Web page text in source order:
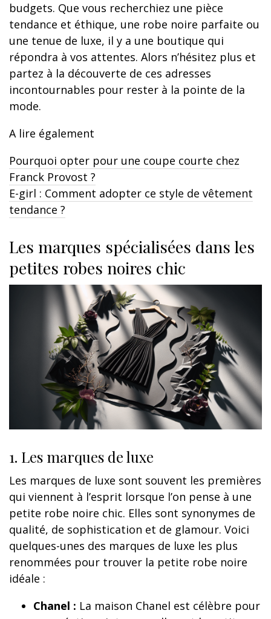
budgets. Que vous recherchiez une pièce
tendance et éthique, une robe noire parfaite ou
une tenue de luxe, il y a une boutique qui
répondra à vos attentes. Alors n’hésitez plus et
partez à la découverte de ces adresses
incontournables pour rester à la pointe de la
mode.
A lire également
Pourquoi opter pour une coupe courte chez
Franck Provost ?
E-girl : Comment adopter ce style de vêtement
tendance ?
Les marques spécialisées dans les
petites robes noires chic
1. Les marques de luxe
Les marques de luxe sont souvent les premières
qui viennent à l’esprit lorsque l’on pense à une
petite robe noire chic. Elles sont synonymes de
qualité, de sophistication et de glamour. Voici
quelques-unes des marques de luxe les plus
renommées pour trouver la petite robe noire
idéale :
Chanel : La maison Chanel est célèbre pour